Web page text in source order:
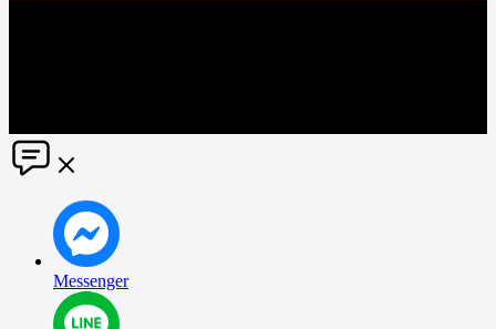
Messenger